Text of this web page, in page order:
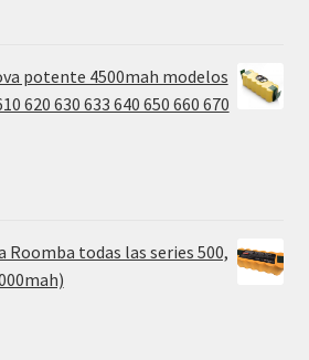
potente 4500mah modelos
620 630 633 640 650 660 670
todas las series 500,